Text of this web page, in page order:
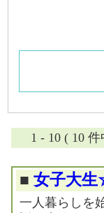
1 - 10 ( 10
■ 女子大
一人暮らしを